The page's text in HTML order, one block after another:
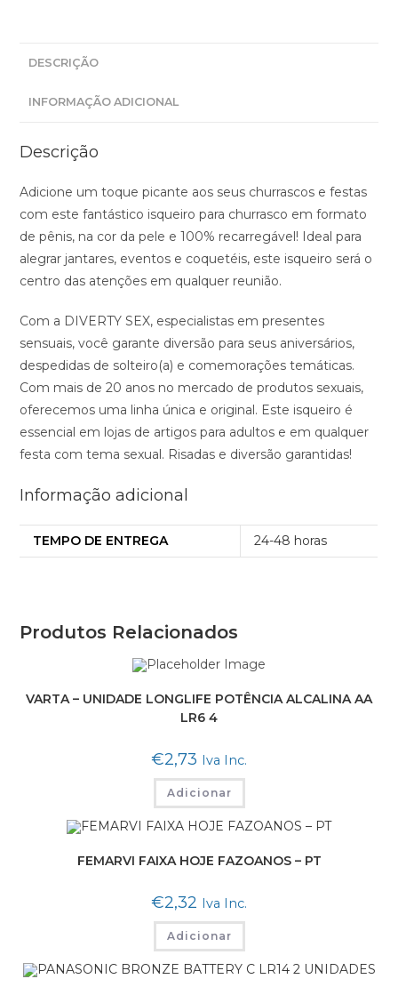
DESCRIÇÃO
INFORMAÇÃO ADICIONAL
Descrição
Adicione um toque picante aos seus churrascos e festas
com este fantástico isqueiro para churrasco em formato
de pênis, na cor da pele e 100% recarregável! Ideal para
alegrar jantares, eventos e coquetéis, este isqueiro será o
centro das atenções em qualquer reunião.
Com a DIVERTY SEX, especialistas em presentes
sensuais, você garante diversão para seus aniversários,
despedidas de solteiro(a) e comemorações temáticas.
Com mais de 20 anos no mercado de produtos sexuais,
oferecemos uma linha única e original. Este isqueiro é
essencial em lojas de artigos para adultos e em qualquer
festa com tema sexual. Risadas e diversão garantidas!
Informação adicional
TEMPO DE ENTREGA 24-48 horas
Produtos Relacionados
VARTA – UNIDADE LONGLIFE POTÊNCIA ALCALINA AA
LR6 4
€2,73 Iva Inc.
Adicionar
FEMARVI FAIXA HOJE FAZOANOS – PT
€2,32 Iva Inc.
Adicionar